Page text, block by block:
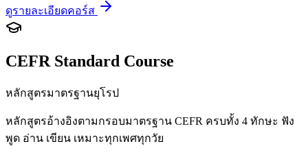
ดูรายละเอียดคอร์ส
CEFR Standard Course
หลักสูตรมาตรฐานยุโรป
หลักสูตรอ้างอิงตามกรอบมาตรฐาน CEFR ครบทั้ง 4 ทักษะ ฟัง
พูด อ่าน เขียน เหมาะทุกเพศทุกวัย